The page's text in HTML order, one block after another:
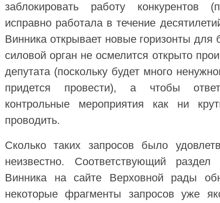
заблокировать работу конкурентов
исправно работала в течение
Винника открывает новые горизонты для
силовой орган не осмелится открыто
депутата (поскольку будет много
придется провести), а чтобы
контрольные мероприятия как ни
проводить.
Сколько таких запросов было
неизвестно. Соответствующий
Винника на сайте Верховной рады
некоторые фрагменты запросов уже